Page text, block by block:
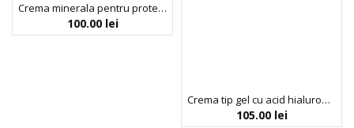
Crema minerala pentru protectie solara 50+ cu acid hialuronic, Hyaluronic acid line, Isntree, 50ml
100.00 lei
Crema tip gel cu acid hialuronic, Hyaluronic acid line, Isntree, 100ml
105.00 lei